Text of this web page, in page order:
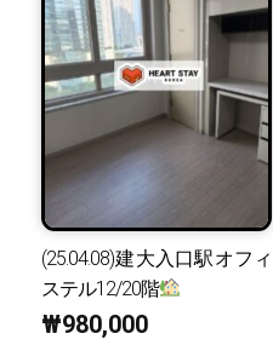
(25.04.08)建大入口駅オフィ
ステル12/20階
₩980,000